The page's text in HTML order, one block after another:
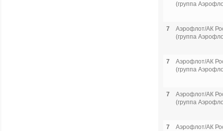
(группа
7
Аэрофлот/АК
(группа
7
Аэрофлот/АК
(группа
7
Аэрофлот/АК
(группа
7
Аэрофлот/АК